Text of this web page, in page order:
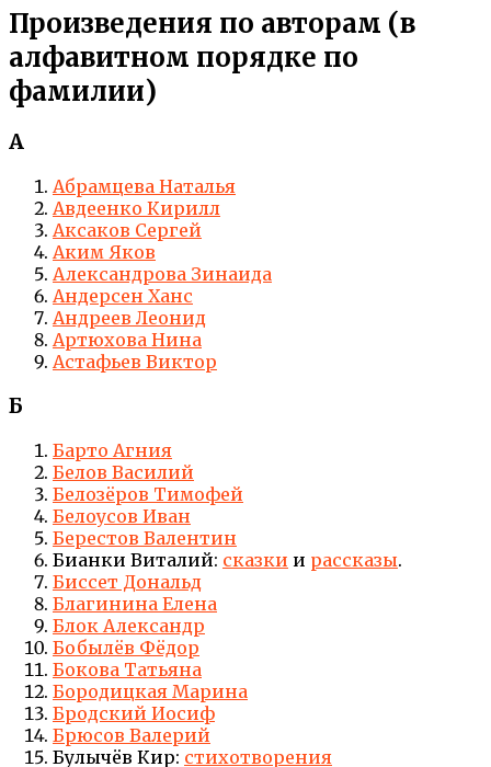
Произведения по авторам (в
алфавитном порядке по
фамилии)
А
Абрамцева Наталья
Авдеенко Кирилл
Аксаков Сергей
Аким Яков
Александрова Зинаида
Андерсен Ханс
Андреев Леонид
Артюхова Нина
Астафьев Виктор
Б
Барто Агния
Белов Василий
Белозёров Тимофей
Белоусов Иван
Берестов Валентин
Бианки Виталий: сказки и рассказы.
Биссет Дональд
Благинина Елена
Блок Александр
Бобылёв Фёдор
Бокова Татьяна
Бородицкая Марина
Бродский Иосиф
Брюсов Валерий
Булычёв Кир: стихотворения